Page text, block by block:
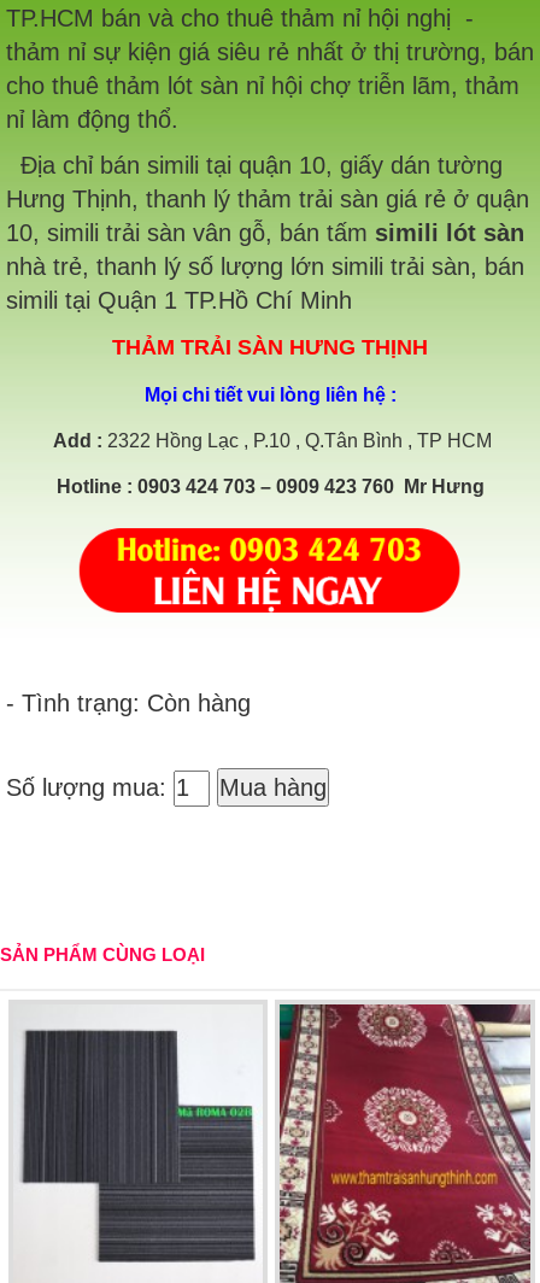
TP.HCM bán và cho thuê thảm nỉ hội nghị -
thảm nỉ sự kiện giá siêu rẻ nhất ở thị trường, bán
cho thuê thảm lót sàn nỉ hội chợ triễn lãm, thảm
nỉ làm động thổ.
Địa chỉ bán simili tại quận 10, giấy dán tường
Hưng Thịnh, thanh lý thảm trải sàn giá rẻ ở quận
10, simili trải sàn vân gỗ, bán tấm simili lót sàn
nhà trẻ, thanh lý số lượng lớn simili trải sàn, bán
simili tại Quận 1 TP.Hồ Chí Minh
THẢM TRẢI SÀN HƯNG THỊNH
Mọi chi tiết vui lòng liên hệ :
Add : 2322 Hồng Lạc , P.10 , Q.Tân Bình , TP HCM
Hotline : 0903 424 703 – 0909 423 760 Mr Hưng
- Tình trạng: Còn hàng
Số lượng mua: Mua hàng
SẢN PHẨM CÙNG LOẠI